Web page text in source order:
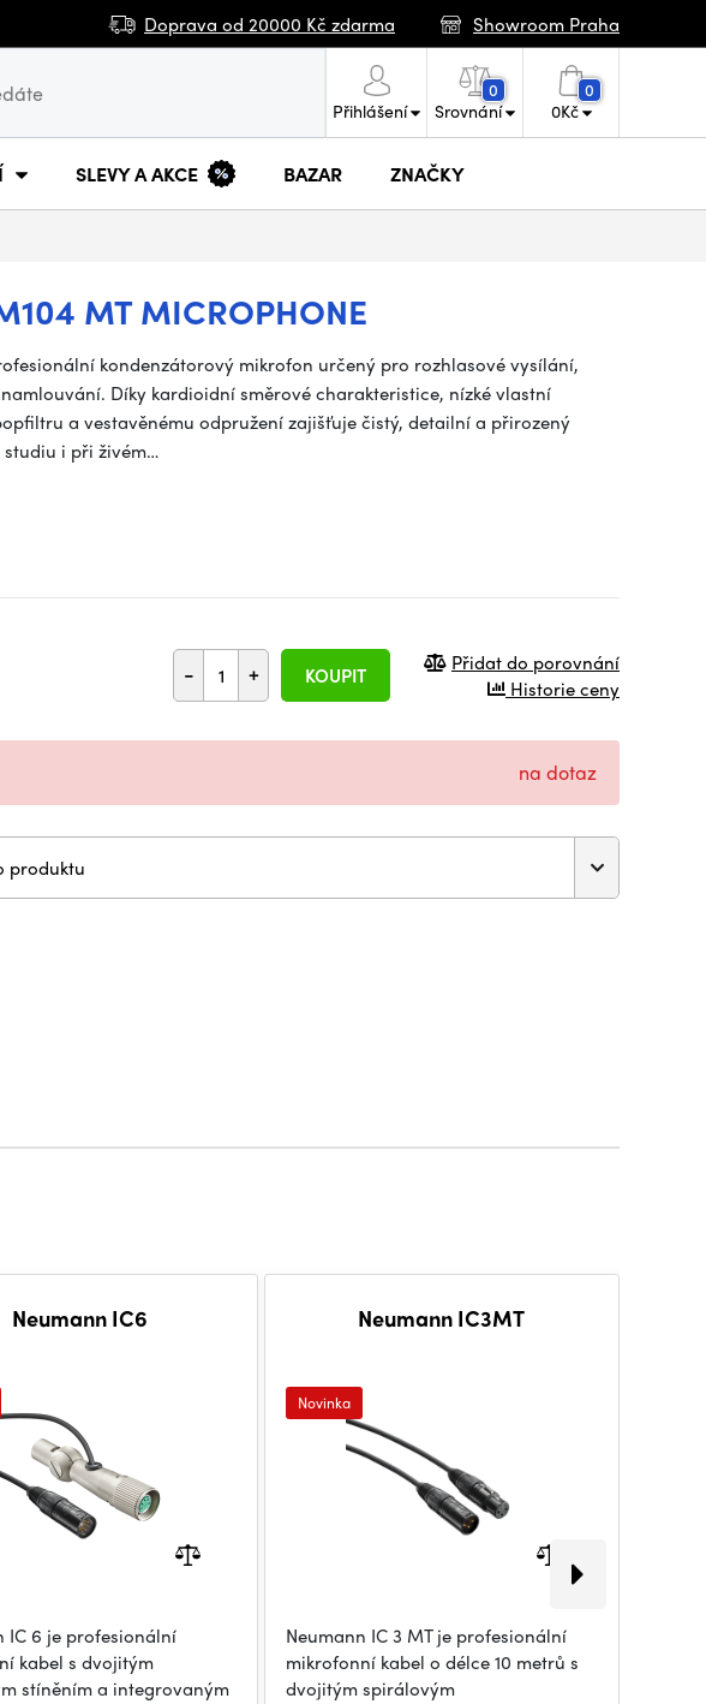
Doprava od 20000 Kč zdarma Showroom Praha
Přihlášení
0
Srovnání
0
0Kč
SLEVY A AKCE BAZAR ZNAČKY
MT MICROPHONE
kondenzátorový mikrofon určený pro rozhlasové vysílání,
Díky kardioidní směrové charakteristice, nízké vlastní
a vestavěnému odpružení zajišťuje čistý, detailní a přirozený
i při živém…
- + KOUPIT
Přidat do porovnání
Historie ceny
na dotaz
produktu
Neumann IC6
IC 6 je profesionální
kabel s dvojitým
stíněním a integrovaným
Neumann IC3MT
Novinka
Neumann IC 3 MT je profesionální
mikrofonní kabel o délce 10 metrů s
dvojitým spirálovým